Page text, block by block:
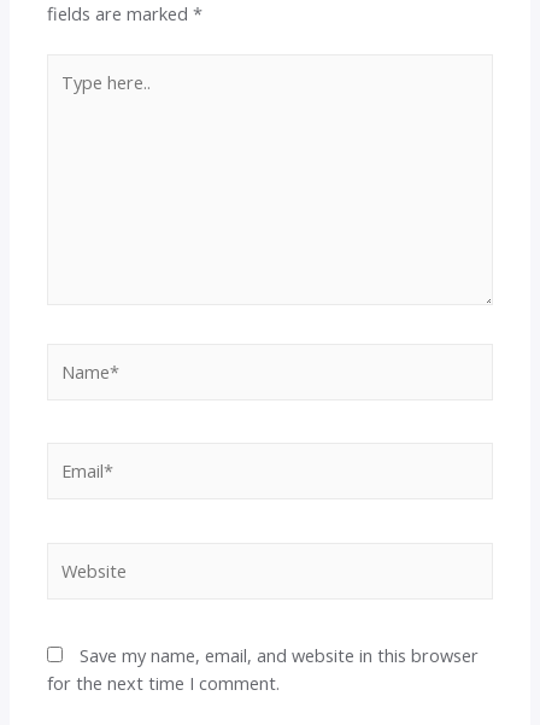
fields are marked*
here..
Save my name, email, and website in this browser
for the next time I comment.